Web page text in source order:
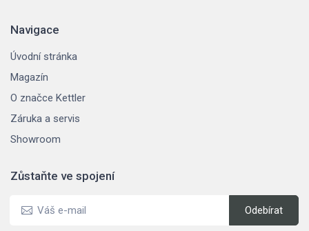
Navigace
Úvodní stránka
Magazín
O značce Kettler
Záruka a servis
Showroom
Zůstaňte ve spojení